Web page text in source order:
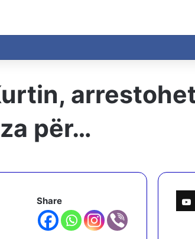
për…
Share